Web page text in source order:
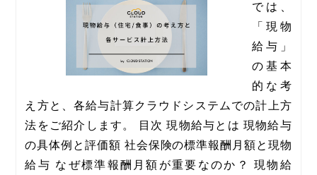
では、
「現物
給与」
の基本
的な考
え方と、各給与計算クラウドシステムでの計上方
法をご紹介します。 目次 現物給与とは 現物給与
の具体例と評価額 社会保険の標準報酬月額と現物
給与 なぜ標準報酬月額が重要なのか？ 現物給